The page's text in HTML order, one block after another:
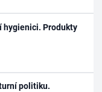
hygienici. Produkty
politiku.